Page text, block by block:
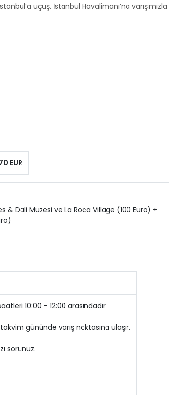
uçuş. İstanbul Havalimanı’na varışımızla
EUR
Dali Müzesi ve La Roca Village (100 Euro) +
10:00 – 12:00 arasındadır.
gününde varış noktasına ulaşır.
sorunuz.